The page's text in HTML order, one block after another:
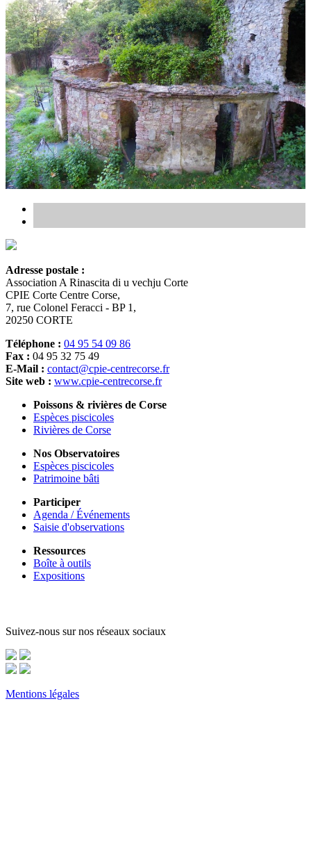
Adresse postale :
Association A Rinascita di u vechju Corte
CPIE Corte Centre Corse,
7, rue Colonel Feracci - BP 1,
20250 CORTE
Téléphone : 04 95 54 09 86
Fax : 04 95 32 75 49
E-Mail : contact@cpie-centrecorse.fr
Site web : www.cpie-centrecorse.fr
Poissons & rivières de Corse
Espèces piscicoles
Rivières de Corse
Nos Observatoires
Espèces piscicoles
Patrimoine bâti
Participer
Agenda / Événements
Saisie d'observations
Ressources
Boîte à outils
Expositions
Suivez-nous sur nos réseaux sociaux
Mentions légales